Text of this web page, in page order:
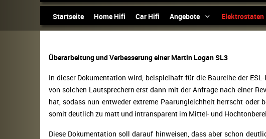
Startseite Home Hifi Car Hifi Angebote Elektrostaten
Überarbeitung und Verbesserung einer Martin Logan SL3
In dieser Dokumentation wird, beispielhaft für die Baureihe der
von solchen Lautsprechern erst dann mit der Anfrage nach einer
hat, sodass nun entweder extreme Paarungleichheit herrscht oder
somit deutlich zu matt und intransparent im Mittel- und
Diese Dokumentation soll darauf hinweisen, dass aber schon